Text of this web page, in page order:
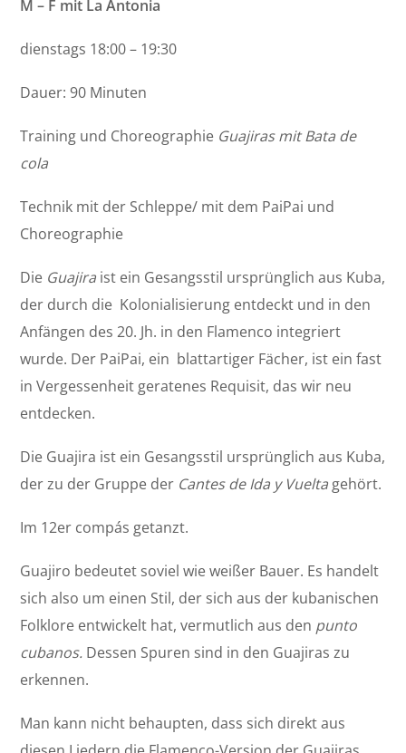
M – F mit La Antonia
dienstags 18:00 – 19:30
Dauer: 90 Minuten
Training und Choreographie Guajiras mit Bata de
cola
Technik mit der Schleppe/ mit dem PaiPai und
Choreographie
Die Guajira ist ein Gesangsstil ursprünglich aus Kuba,
der durch die Kolonialisierung entdeckt und in den
Anfängen des 20. Jh. in den Flamenco integriert
wurde. Der PaiPai, ein blattartiger Fächer, ist ein fast
in Vergessenheit geratenes Requisit, das wir neu
entdecken.
Die Guajira ist ein Gesangsstil ursprünglich aus Kuba,
der zu der Gruppe der Cantes de Ida y Vuelta gehört.
Im 12er compás getanzt.
Guajiro bedeutet soviel wie weißer Bauer. Es handelt
sich also um einen Stil, der sich aus der kubanischen
Folklore entwickelt hat, vermutlich aus den punto
cubanos. Dessen Spuren sind in den Guajiras zu
erkennen.
Man kann nicht behaupten, dass sich direkt aus